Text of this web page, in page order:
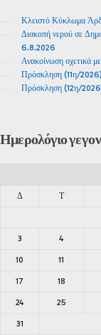
Κλειστό Κύκλωμα
Διακοπή νερού σε
6.8.2026
Ανακοίνωση σχετικά
Πρόσκληση (11η/
Πρόσκληση (12η/
Ημερολόγιο
Δ Τ
3 4
10 11
17 18
24 25
31